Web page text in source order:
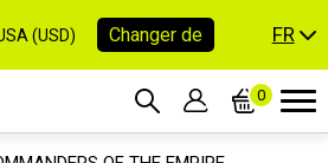
(USD) Changer de FR
0